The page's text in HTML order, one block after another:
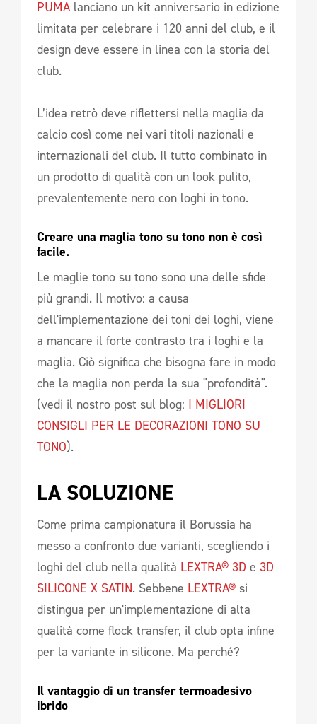
PUMA lanciano un kit anniversario in edizione
limitata per celebrare i 120 anni del club, e il
design deve essere in linea con la storia del
club.
L’idea retrò deve riflettersi nella maglia da
calcio così come nei vari titoli nazionali e
internazionali del club. Il tutto combinato in
un prodotto di qualità con un look pulito,
prevalentemente nero con loghi in tono.
Creare una maglia tono su tono non è così
facile.
Le maglie tono su tono sono una delle sfide
più grandi. Il motivo: a causa
dell'implementazione dei toni dei loghi, viene
a mancare il forte contrasto tra i loghi e la
maglia. Ciò significa che bisogna fare in modo
che la maglia non perda la sua "profondità".
(vedi il nostro post sul blog: I MIGLIORI
CONSIGLI PER LE DECORAZIONI TONO SU
TONO).
LA SOLUZIONE
Come prima campionatura il Borussia ha
messo a confronto due varianti, scegliendo i
loghi del club nella qualità LEXTRA® 3D e 3D
SILICONE X SATIN. Sebbene LEXTRA® si
distingua per un'implementazione di alta
qualità come flock transfer, il club opta infine
per la variante in silicone. Ma perché?
Il vantaggio di un transfer termoadesivo
ibrido